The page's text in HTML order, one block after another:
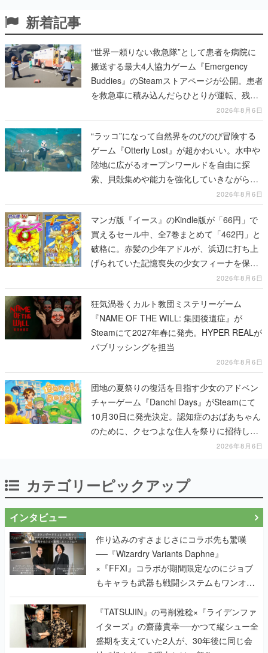
Buddies』のSteamストアページが公開。患者
を救急車に積み込んだらひとりが運転、残り
のクルーは後部で患者の命を繋げ2026年8月6日
“ラッコ”になって自然界をのびのび冒険する
ゲーム『Otterly Lost』が超かわいい。水中や
陸地に広がるオープンワールドを自由に探
索、貝殻集めや能力を強化していきながら、
動物たちの依頼を達成していく
2026年8月6日
マンガ版『イース』のKindle版が「66円」で
買えるセール中、全7巻まとめて「462円」と
破格に。赤髪の少年アドルが、浜辺に打ち上
げられていた記憶喪失の少女フィーナを保護
する場面から冒険がはじまる
2026年8月6日
狂気渦巻くカルト教団ミステリーゲーム
『NAME OF THE WILL: 集団後遺症』が
Steamにて2027年春に発売。HYPER REALが
パブリッシングを担当
2026年8月6日
団地の夏祭りの復活を目指す少女のアドベン
チャーゲーム『Danchi Days』がSteamにて
10月30日に発売決定。認知症のおばあちゃん
のために、クセつよな住人を祭りに招待して
いく
2026年8月6日
カテゴリーピックアップ
作り込みのすさまじさにコラボ先も驚嘆
──『Wizardry Variants Daphne』
もキャラも武器も戦闘システムもワンオフ
で作り込まれた理由を両ディレクターに聞
く
『TATSUJIN』の弓削雅稔×『ライデンファ
イターズ』の齋藤貴幸──かつて縦シュー全
盛期を支えていた2人が、30年後に同じ会
社で机を並べる理由とは。新作
『TATSUJIN EXTREME』で初タッグを組
んだレジェンド2人に訊く開発秘話
実写映像1000分、ルート分岐100種類以